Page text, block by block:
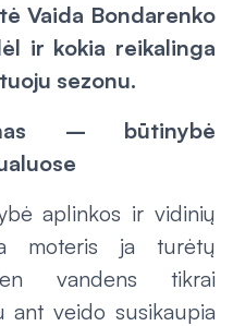
Vaida Bondarenko
ir kokia reikalinga
sezonu.
– būtinybė
aplinkos ir vidinių
moteris ja turėtų
vandens tikrai
ant veido susikaupia